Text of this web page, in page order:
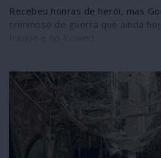
Recebeu honras de herói, mas
criminoso de guerra que ainda